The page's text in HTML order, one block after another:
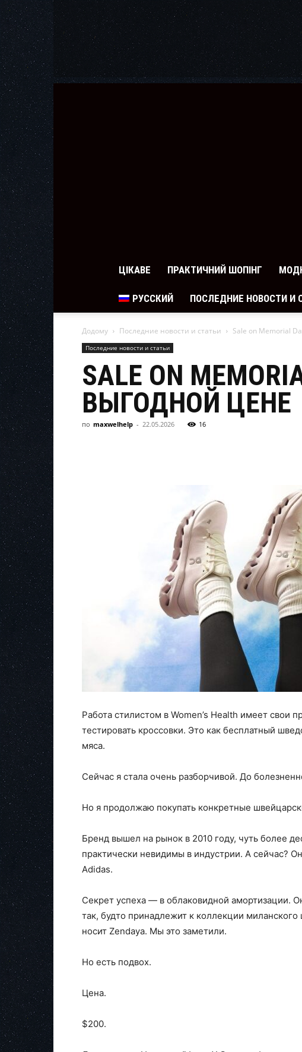
ЦІКАВЕ ПРАКТИЧНИЙ ШОПІНГ
РУССКИЙ ПОСЛЕДНИЕ НОВОСТИ И
Додому Последние новости и статьи Sale on Memorial
Последние новости и статьи
SALE ON
ВЫГОДНОЙ ЦЕНЕ
по maxwelhelp - 22.05.2026 16
Работа стилистом в Women’s Health имеет
тестировать кроссовки. Это как бесплатный
мяса.
Сейчас я стала очень разборчивой. До
Но я продолжаю покупать конкретные
Бренд вышел на рынок в 2010 году, чуть более
практически невидимы в индустрии. А сейчас?
Adidas.
Секрет успеха — в облаковидной амортизации.
так, будто принадлежит к коллекции
носит Zendaya. Мы это заметили.
Но есть подвох.
Цена.
$200.